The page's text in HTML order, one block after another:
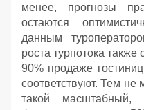
менее, прогнозы
остаются
данным
роста турпотока
90% продаже
соответствуют. Тем не
такой